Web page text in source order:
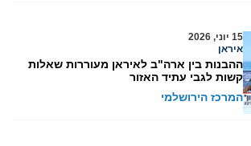
15 יוני, 2026
איראן
ההבנות בין ארה"ב לאיראן מעוררות שאלות
קשות לגבי עתיד האזור
המרכז הירושלמי